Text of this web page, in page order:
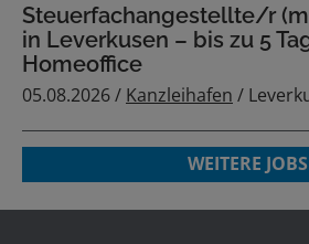
Steuerfachangestellte/r
in Leverkusen – bis zu 5
Homeoffice
05.08.2026 / Kanzleihafen /
WEITERE JOBS